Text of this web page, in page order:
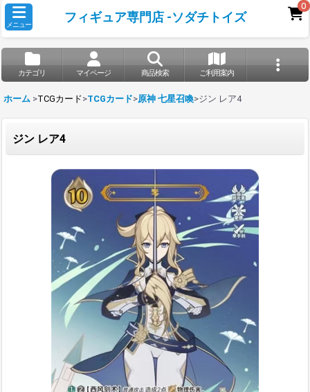
メニュー
フィギュア専門店 -ソダチトイズ
0
カテゴリ マイページ 商品検索 ご利用案内
ホーム >TCGカード>TCGカード>原神 七星召喚>ジン レア4
ジン レア4